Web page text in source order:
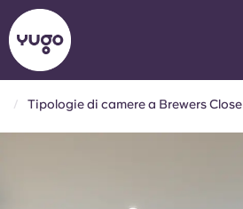
Tipologie di camere a Brewers Close